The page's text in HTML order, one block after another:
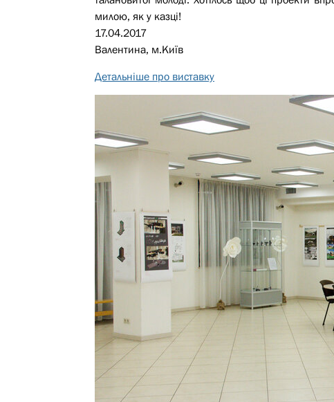
милою, як у казці!
17.04.2017
Валентина, м.Київ
Детальніше про виставку